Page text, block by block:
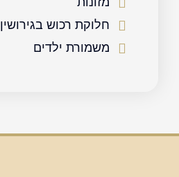
חלוקת רכוש בגירושין
משמורת ילדים